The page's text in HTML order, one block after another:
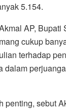
5.154.
AP, Bupati
cukup
terhadap
dalam
penting, sebut